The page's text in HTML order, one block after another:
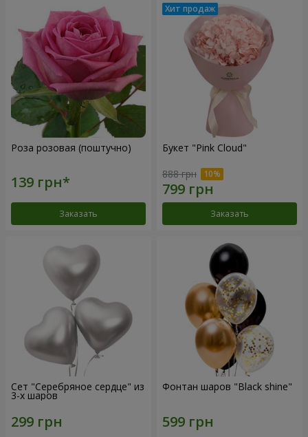
Роза розовая (поштучно)
Заказать
Букет "Pink Cloud"
888 грн
Заказать
Сет "Серебряное сердце" из
3-х шаров
Фонтан шаров "Black shine"